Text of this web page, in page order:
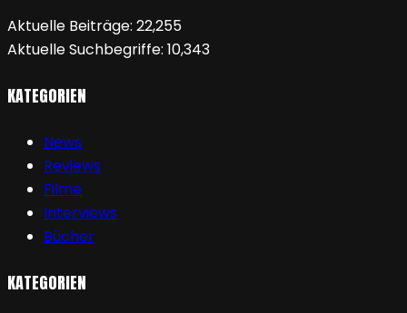
Aktuelle Beiträge: 22,255
Aktuelle Suchbegriffe: 10,343
KATEGORIEN
News
Reviews
Filme
Interviews
Bücher
KATEGORIEN